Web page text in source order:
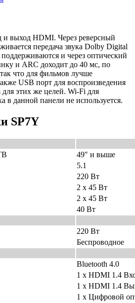
и выход HDMI. Через реверсный
передача звука Dolby Digital
и через оптический
и ARC доходит до 40 мс, по
что для фильмов лучше
USB порт для воспроизведения
этих же целей. Wi-Fi для
в данной панели не используется.
SP7Y
49″ и выше
5.1
220 Вт
2 х 45 Вт
2 х 45 Вт
40 Вт
220 Вт
Беспроводное
Bluetooth 4.0
1 x HDMI 1.4
1 x HDMI 1.4
1 x Цифровой